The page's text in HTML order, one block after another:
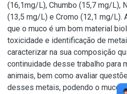
(16,1mg/L), Chumbo (15,7 mg/L),
(13,5 mg/L) e Cromo (12,1 mg/L).
que o muco é um bom material
toxicidade e identificação de
caracterizar na sua composição
continuidade desse trabalho para
animais, bem como avaliar
desses metais, podendo o muco